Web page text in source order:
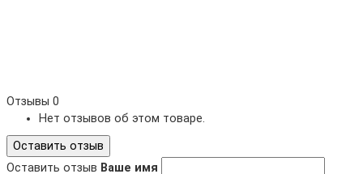
Отзывы 0
Нет отзывов об этом товаре.
Оставить отзыв
Оставить отзыв Ваше имя